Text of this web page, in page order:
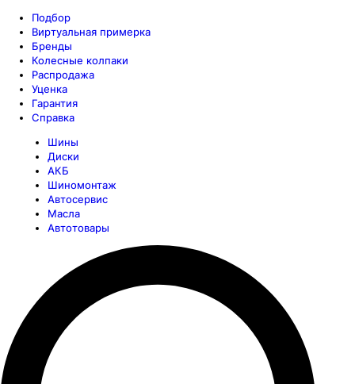
Подбор
Виртуальная примерка
Бренды
Колесные колпаки
Распродажа
Уценка
Гарантия
Справка
Шины
Диски
АКБ
Шиномонтаж
Автосервис
Масла
Автотовары